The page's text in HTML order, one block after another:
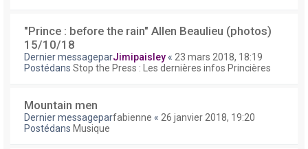
"Prince : before the rain" Allen Beaulieu (photos)
15/10/18
Dernier messageparJimipaisley « 23 mars 2018, 18:19
Postédans Stop the Press : Les dernières infos Princières
Mountain men
Dernier messageparfabienne « 26 janvier 2018, 19:20
Postédans Musique